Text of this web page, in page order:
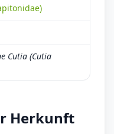
Cutia (Cutia
Herkunft